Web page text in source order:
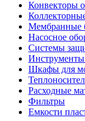
Конвекторы
Мембранные
Насосное
Системы
Шкафы для
Расходные
Фильтры
Емкости